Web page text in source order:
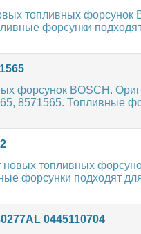
топливных форсунок
форсунки
форсунок BOSCH.
8571565. Топливные
новых топливных
форсунки подходят
0445110704